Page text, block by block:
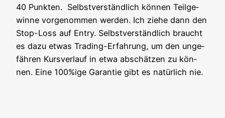
40 Punk­ten. Selbst­ver­ständ­lich kön­nen Teil­ge­
win­ne vor­ge­nom­men wer­den. Ich zie­he dann den
Stop-Loss auf Ent­ry. Selbst­ver­ständ­lich braucht
es dazu etwas Tra­ding-Erfah­rung, um den unge­
fäh­ren Kurs­ver­lauf in etwa abschät­zen zu kön­
nen. Eine 100%ige Garan­tie gibt es natür­lich nie.